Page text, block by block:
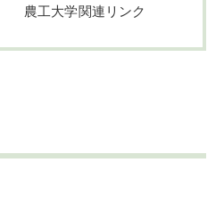
農工大学関連リンク